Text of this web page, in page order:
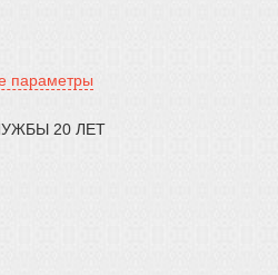
параметры
20 ЛЕТ